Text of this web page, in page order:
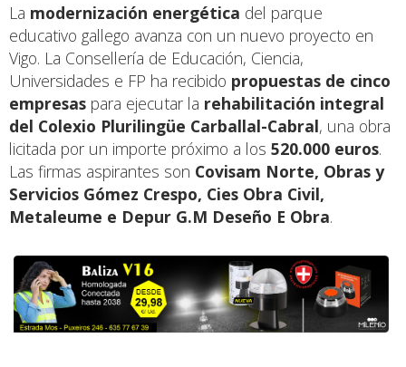
La modernización energética del parque
educativo gallego avanza con un nuevo proyecto en
Vigo. La Consellería de Educación, Ciencia,
Universidades e FP ha recibido propuestas de cinco
empresas para ejecutar la rehabilitación integral
del Colexio Plurilingüe Carballal-Cabral, una obra
licitada por un importe próximo a los 520.000 euros.
Las firmas aspirantes son Covisam Norte, Obras y
Servicios Gómez Crespo, Cies Obra Civil,
Metaleume e Depur G.M Deseño E Obra.